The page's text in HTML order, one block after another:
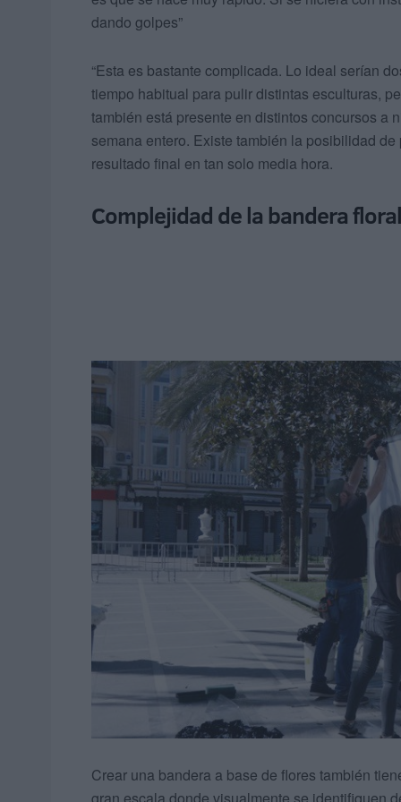
dando golpes”
“Esta es bastante complicada. Lo ideal serían
tiempo habitual para pulir distintas esculturas,
también está presente en distintos concursos a
semana entero. Existe también la posibilidad
resultado final en tan solo media hora.
Complejidad de la bandera floral
Crear una bandera a base de flores también